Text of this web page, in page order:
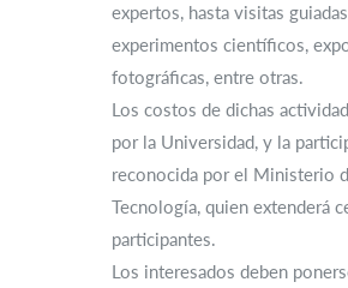
expertos, hasta visitas
experimentos científicos,
fotográficas, entre otras.
Los costos de dichas
por la Universidad, y la
reconocida por el Ministerio
Tecnología, quien extenderá
participantes.
Los interesados deben